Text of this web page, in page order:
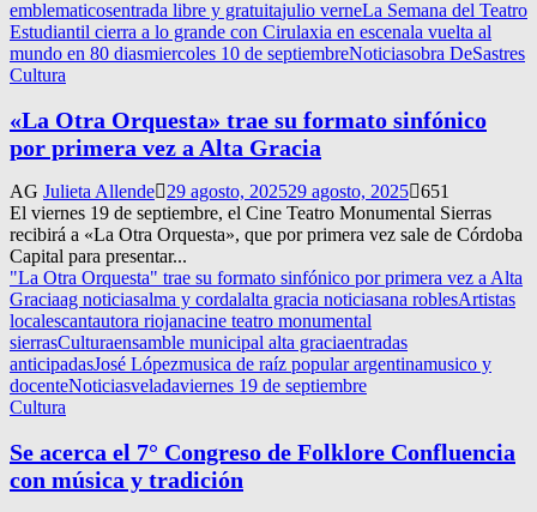
emblematicosentrada libre y gratuitajulio verneLa Semana del Teatro
Estudiantil cierra a lo grande con Cirulaxia en escenala vuelta al
mundo en 80 diasmiercoles 10 de septiembreNoticiasobra DeSastres
Cultura
«La Otra Orquesta» trae su formato sinfónico
por primera vez a Alta Gracia
AG Julieta Allende 29 agosto, 202529 agosto, 2025 651
El viernes 19 de septiembre, el Cine Teatro Monumental Sierras
recibirá a «La Otra Orquesta», que por primera vez sale de Córdoba
Capital para presentar...
"La Otra Orquesta" trae su formato sinfónico por primera vez a Alta
Graciaag noticiasalma y cordalalta gracia noticiasana roblesArtistas
localescantautora riojanacine teatro monumental
sierrasCulturaensamble municipal alta graciaentradas
anticipadasJosé Lópezmusica de raíz popular argentinamusico y
docenteNoticiasveladaviernes 19 de septiembre
Cultura
Se acerca el 7° Congreso de Folklore Confluencia
con música y tradición